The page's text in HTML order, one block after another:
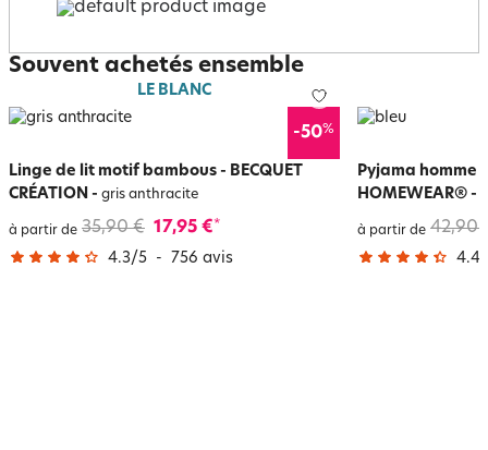
Souvent achetés ensemble
LE BLANC
-50%
Linge de lit motif bambous - BECQUET
CRÉATION - gris anthracite
à partir de 35,90 € 17,95 €*
4.3/5 - 756 avis
Pyjama homme
HOMEWEAR® -
à partir de 42,90
4.4